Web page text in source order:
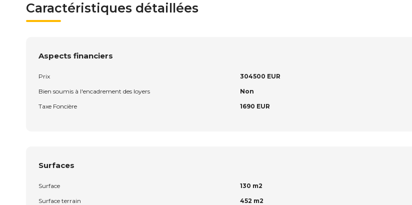
Caractéristiques détaillées
Aspects financiers
Prix
304500 EUR
Bien soumis à l'encadrement des loyers
Non
Taxe Foncière
1690 EUR
Surfaces
Surface
130 m2
Surface terrain
452 m2